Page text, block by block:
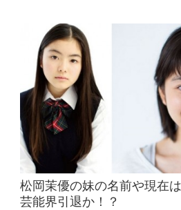
松岡茉優の妹の名前や現在
芸能界引退か！？